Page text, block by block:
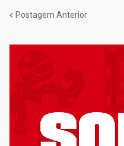
Postagem Anterior